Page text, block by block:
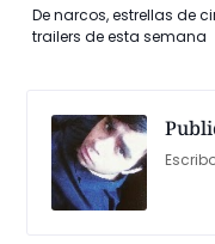
De narcos, estrellas de
trailers de esta semana